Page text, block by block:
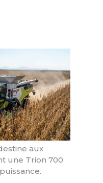
aux
une Trion 700